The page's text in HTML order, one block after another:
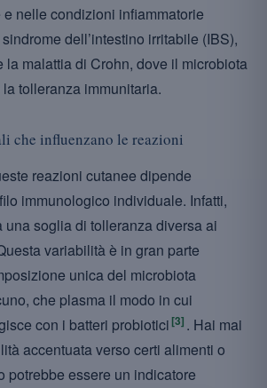
nelle condizioni infiammatorie
dell’intestino irritabile (IBS),
la malattia di Crohn, dove il microbiota
tolleranza immunitaria.
che influenzano le reazioni
reazioni cutanee dipende
immunologico individuale. Infatti,
una soglia di tolleranza diversa ai
variabilità è in gran parte
unica del microbiota
che plasma il modo in cui
con i batteri probiotici [3] . Hai mai
accentuata verso certi alimenti o
potrebbe essere un indicatore